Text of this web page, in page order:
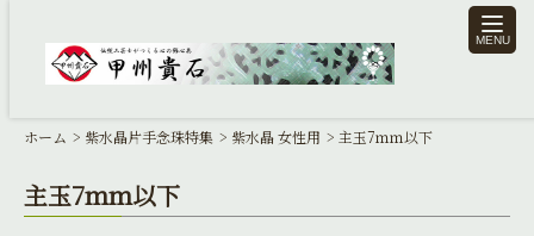
toggle
ホーム 紫水晶片手念珠特集 紫水晶 女性用 主玉7ｍｍ以下
主玉7ｍｍ以下